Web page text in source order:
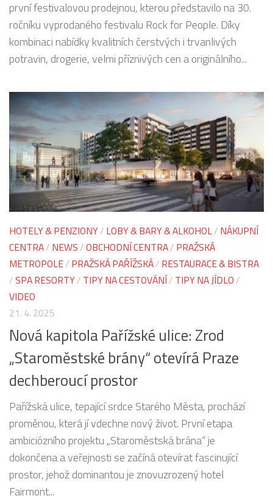
první festivalovou prodejnou, kterou představilo na 30.
ročníku vyprodaného festivalu Rock for People. Díky
kombinaci nabídky kvalitních čerstvých i trvanlivých
potravin, drogerie, velmi příznivých cen a originálního...
HOTELY & PENZIONY/ LOBY & BARY & ALKOHOL/ NÁKUPNÍ
CENTRA/ NEWS /OBCHODNÍ CENTRA/ PRAŽSKÁ
METROPOLE/ PRAŽSKÁ PAŘÍŽSKÁ/ RESTAURACE & BISTRA
/SPA RESORTY/ TIPY NA CESTOVÁNÍ/ TIPY NA JÍDLO /
VIDEO
21. 4. 2025
Nová kapitola Pařížské ulice: Zrod
„Staroměstské brány“ otevírá Praze
dechberoucí prostor
Pařížská ulice, tepající srdce Starého Města, prochází
proměnou, která jí vdechne nový život. První etapa
ambiciózního projektu „Staroměstská brána“ je
dokončena a veřejnosti se začíná otevírat fascinující
prostor, jehož dominantou je znovuzrozený hotel
Fairmont...